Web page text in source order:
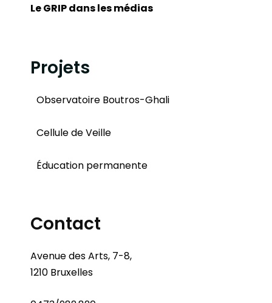
Le GRIP dans les médias
Projets
Observatoire Boutros-Ghali
Cellule de Veille
Éducation permanente
Contact
Avenue des Arts, 7-8,
1210 Bruxelles